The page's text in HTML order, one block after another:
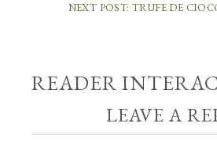
NEXT POST: TRUFE DE
READER
LEAVE A